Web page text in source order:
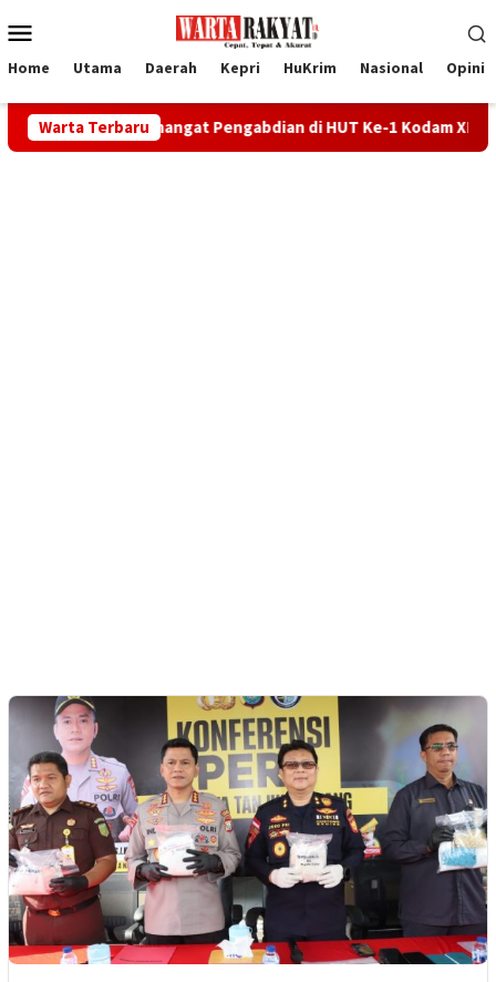
ke
Mobile
Home Utama Daerah Kepri HuKrim Nasional Opini
Warta Terbaru
Semangat Pengabdian di HUT Ke-1 Kodam XIX Hari